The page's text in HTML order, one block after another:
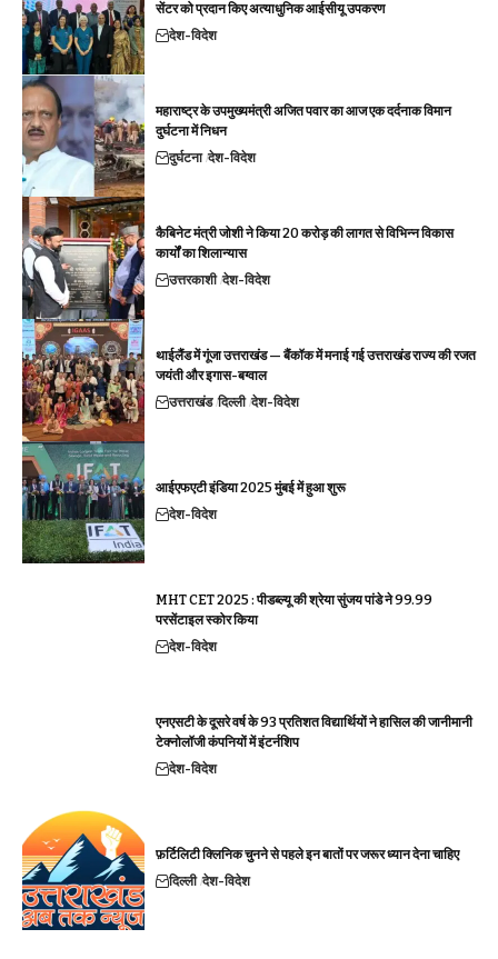
सेंटर को प्रदान किए अत्याधुनिक आईसीयू उपकरण
देश-विदेश
महाराष्ट्र के उपमुख्यमंत्री अजित पवार का आज एक दर्दनाक विमान
दुर्घटना में निधन
दुर्घटना देश-विदेश
कैबिनेट मंत्री जोशी ने किया 20 करोड़ की लागत से विभिन्न विकास
कार्यों का शिलान्यास
उत्तरकाशी देश-विदेश
थाईलैंड में गूंजा उत्तराखंड — बैंकॉक में मनाई गई उत्तराखंड राज्य की रजत
जयंती और इगास-बग्वाल
उत्तराखंड दिल्ली देश-विदेश
आईएफएटी इंडिया 2025 मुंबई में हुआ शुरू
देश-विदेश
MHT CET 2025 : पीडब्ल्यू की श्रेया सुंजय पांडे ने 99.99
परसेंटाइल स्कोर किया
देश-विदेश
एनएसटी के दूसरे वर्ष के 93 प्रतिशत विद्यार्थियों ने हासिल की जानीमानी
टेक्नोलॉजी कंपनियों में इंटर्नशिप
देश-विदेश
फ़र्टिलिटी क्लिनिक चुनने से पहले इन बातों पर जरूर ध्यान देना चाहिए
दिल्ली देश-विदेश